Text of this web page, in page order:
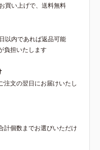
買い上げで、送料無料
以内であれば返品可能
負担いたします
注文の翌日にお届けいたし
計個数までお選びいただけ